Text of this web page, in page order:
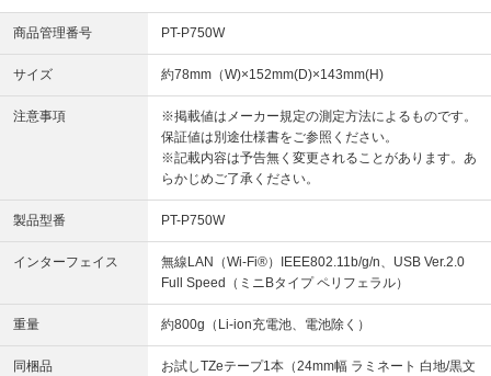
商品管理番号 PT-P750W
サイズ 約78mm（W)×152mm(D)×143mm(H)
注意事項
※掲載値はメーカー規定の測定方法によるものです。
保証値は別途仕様書をご参照ください。
※記載内容は予告無く変更されることがあります。あ
らかじめご了承ください。
製品型番 PT-P750W
インターフェイス
無線LAN（Wi-Fi®）IEEE802.11b/g/n、USB Ver.2.0
Full Speed（ミニBタイプ ペリフェラル）
重量 約800g（Li-ion充電池、電池除く）
同梱品
お試しTZeテープ1本（24mm幅 ラミネート 白地/黒文